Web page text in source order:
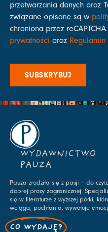
przetwarzania danych oraz
związane opisane są w
chroniona przez
prywatności oraz Regulamin
SUBSKRYBUJ
WYDAWNICTWO
PAUZA
Pauza zrodziła się z pasji – do
dobrej prozy zagranicznej.
się w literaturze z wyższej półki,
wciąga, pochłania, wywołuje
CO WYDAJĘ?